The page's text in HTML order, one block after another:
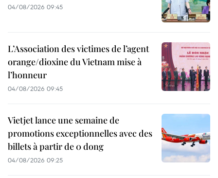
04/08/2026 09:45
L’Association des victimes de l’agent
orange/dioxine du Vietnam mise à
l’honneur
04/08/2026 09:45
Vietjet lance une semaine de
promotions exceptionnelles avec des
billets à partir de 0 dong
04/08/2026 09:25